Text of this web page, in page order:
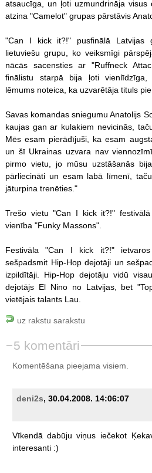
atsaucīga, un ļoti uzmundrināja visus
atzina "Camelot" grupas pārstāvis
"Can I kick it?!" pusfinālā Latvijas
lietuviešu grupu, ko veiksmīgi
nācās sacensties ar "Ruffneck
finālistu starpā bija ļoti vienlīdzīga,
lēmums noteica, ka uzvarētāja tituls
Savas komandas sniegumu Anatolijs
kaujas gan ar kulakiem nevicinās,
Mēs esam pierādījuši, ka esam
un šī Ukrainas uzvara nav
pirmo vietu, jo mūsu uzstāšanās
pārliecināti un esam labā līmenī,
jāturpina trenēties."
Trešo vietu "Can I kick it?!"
vienība "Funky Massons".
Festivāla "Can I kick it?!"
sešpadsmit Hip-Hop dejotāji un
izpildītāji. Hip-Hop dejotāju vidū
dejotājs El Nino no Latvijas, bet
vietējais talants Lau.
uz rakstu sarakstu
5 komentāri
Komentēšana pieejama visiem.
deni2s, 30.04.2008. 14:06:07
Vīkendā dabūju viņus iečekot
interesanti :)